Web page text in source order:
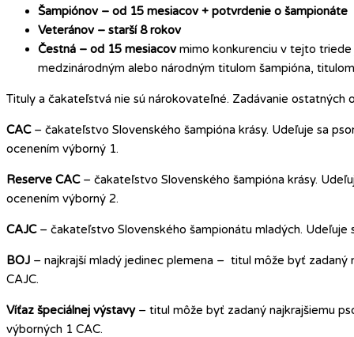
Šampiónov – od 15 mesiacov + potvrdenie o šampionáte
Veteránov – starší 8 rokov
Čestná – od 15 mesiacovmimo konkurenciu v tejto
medzinárodným alebo národným titulom šampióna,
Tituly a čakateľstvá nie sú nárokovateľné. Zadávanie ostatných
CAC – čakateľstvo Slovenského šampióna krásy. Udeľuje sa
ocenením výborný 1.
Reserve CAC– čakateľstvo Slovenského šampióna krásy.
ocenením výborný 2.
CAJC– čakateľstvo Slovenského šampionátu mladých.
BOJ – najkrajší mladý jedinec plemena – titul môže byť
CAJC.
Víťaz špeciálnej výstavy – titul môže byť zadaný najkrajšiemu
výborných 1 CAC.